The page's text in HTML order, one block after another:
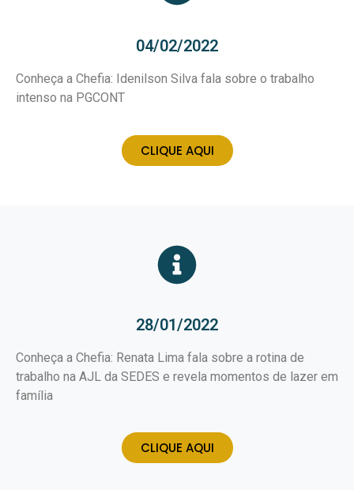
04/02/2022
Conheça a Chefia: Idenilson Silva fala sobre o trabalho
intenso na PGCONT
CLIQUE AQUI
28/01/2022
Conheça a Chefia: Renata Lima fala sobre a rotina de
trabalho na AJL da SEDES e revela momentos de lazer em
família
CLIQUE AQUI